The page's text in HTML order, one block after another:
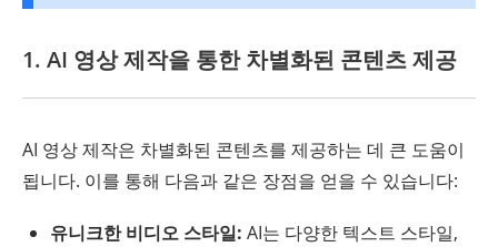
1. AI 영상 제작을 통한 차별화된 콘텐츠 제공
AI 영상 제작은 차별화된 콘텐츠를 제공하는 데 큰 도움이
됩니다. 이를 통해 다음과 같은 장점을 얻을 수 있습니다:
유니크한 비디오 스타일: AI는 다양한 텍스트 스타일,